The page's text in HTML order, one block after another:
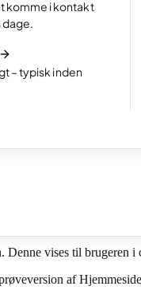
komme i kontakt
dage.
– typisk inden
arbejde i en flot
og kom i gang
alle vores
og besvare et par
vises til brugeren i
af